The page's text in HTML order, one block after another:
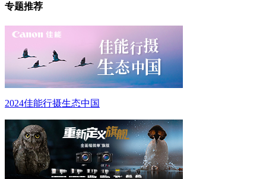
专题推荐
2024佳能行摄生态中国